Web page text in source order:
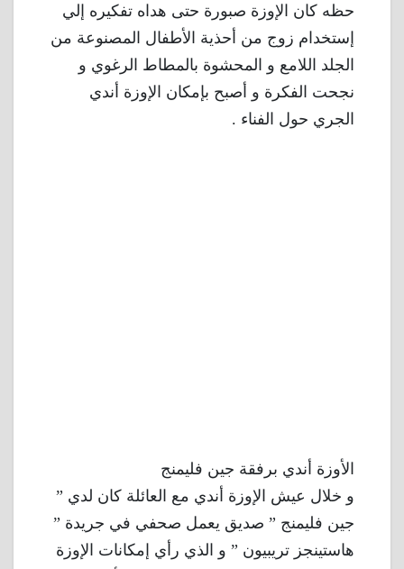
حظه كان الإوزة صبورة حتى هداه تفكيره إلي
إستخدام زوج من أحذية الأطفال المصنوعة من
الجلد اللامع و المحشوة بالمطاط الرغوي و
نجحت الفكرة و أصبح بإمكان الإوزة أندي
الجري حول الفناء .
الأوزة أندي برفقة جين فليمنج
و خلال عيش الإوزة أندي مع العائلة كان لدي ”
جين فليمنج ” صديق يعمل صحفي في جريدة ”
هاستينجز تريبيون ” و الذي رأي إمكانات الإوزة